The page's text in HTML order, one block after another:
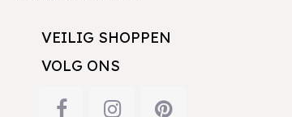
VEILIG SHOPPEN
VOLG ONS